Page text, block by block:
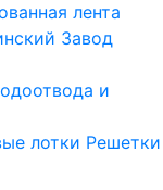
лента
Завод
и
лотки Решетки